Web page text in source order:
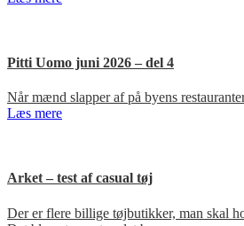
Pitti Uomo juni 2026 – del 4
Når mænd slapper af på byens
Læs mere
Arket – test af casual tøj
Der er flere billige tøjbutikker, man skal